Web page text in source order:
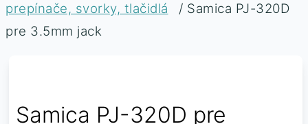
prepínače, svorky, tlačidlá
/ Samica PJ-320D
pre 3.5mm jack
Samica PJ-320D pre